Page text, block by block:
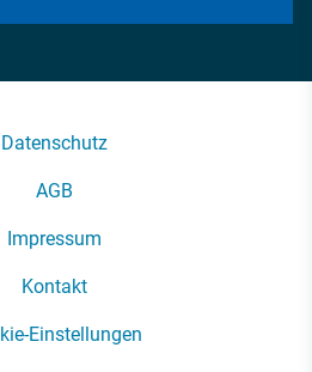
Datenschutz
AGB
Impressum
Kontakt
Einstellungen